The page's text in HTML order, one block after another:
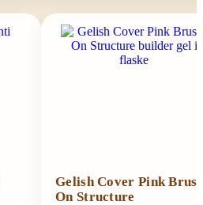
Gelish Cover Pink
On Structure